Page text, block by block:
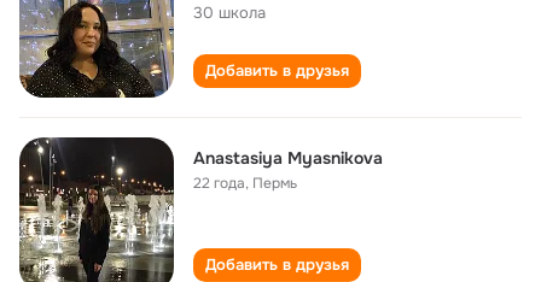
30 школа
Добавить в друзья
Anastasiya Myasnikova
22 года, Пермь
Добавить в друзья